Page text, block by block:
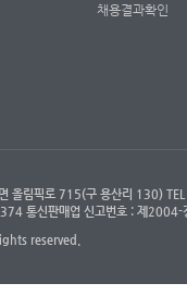
채용결과확인
면 올림픽로 715(구 용산리
통신판매업 신고번호 : 제2004-
reserved.